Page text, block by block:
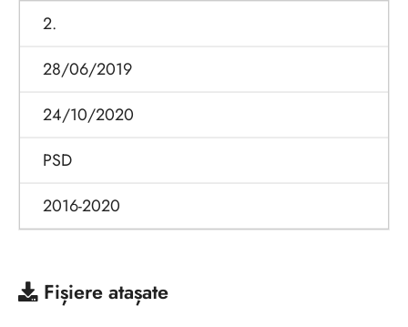
2.
28/06/2019
24/10/2020
PSD
2016-2020
Fișiere atașate